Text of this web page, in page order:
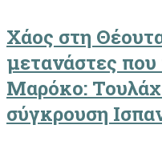
Χάος στη
μετανάστες
Μαρόκο:
σύγκρουση